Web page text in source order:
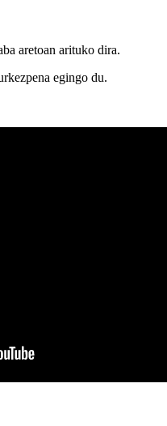
aretoan arituko dira.
egingo du.